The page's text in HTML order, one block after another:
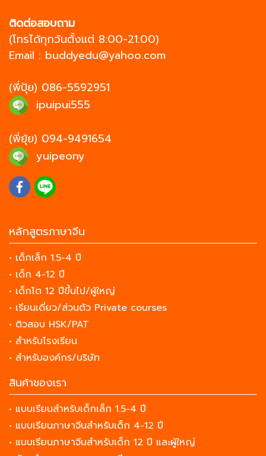
ติดต่อสอบถาม
(โทรได้ทุกวันตั้งแต่ 8:00-21:00)
Email : buddyedu@yahoo.com
(พี่ปุ้ย) 086-5592951
ipuipui555
(พี่ยุ้ย) 094-9491654
yuipeony
หลักสูตรภาษาจีน
• เด็กเล็ก 1.5-4 ปี
• เด็ก 4-12 ปี
• เด็กโต 12 ปีขึ้นไป/ผู้ใหญ่
• เรียนเดี่ยว/ส่วนตัว Private courses
• ติวสอบ HSK/PAT
• สำหรับโรงเรียน
• สำหรับองค์กร/บริษัท
สินค้าของเรา
• แบบเรียนสำหรับเด็กเล็ก 1.5-4 ปี
• แบบเรียนภาษาจีนสำหรับเด็ก 4-12 ปี
• แบบเรียนภาษาจีนสำหรับเด็ก 12 ปี และผู้ใหญ่